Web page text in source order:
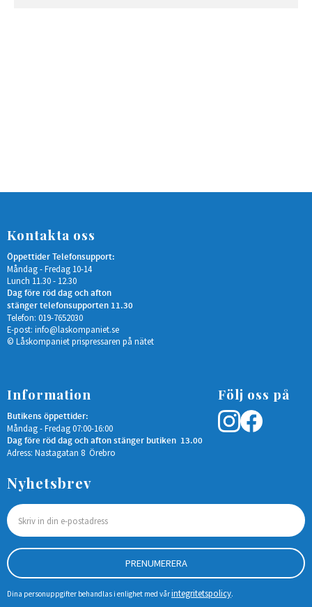
Kontakta oss
Öppettider Telefonsupport:
Måndag - Fredag 10-14
Lunch 11.30 - 12.30
Dag före röd dag och afton
stänger telefonsupporten 11.30
Telefon: 019-7652030
E-post: info@laskompaniet.se
© Låskompaniet prispressaren på nätet
Information
Butikens öppettider:
Måndag - Fredag 07:00-16:00
Dag före röd dag och afton stänger butiken 13.00
Adress: Nastagatan 8 Örebro
Följ oss på
Nyhetsbrev
PRENUMERERA
Dina personuppgifter behandlas i enlighet med vårintegritetspolicy.